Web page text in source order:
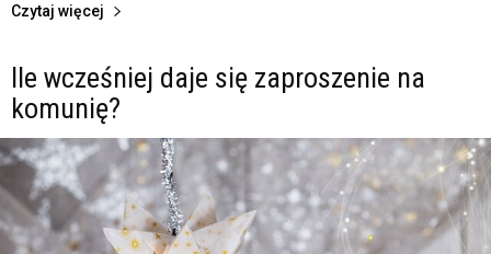
Czytaj więcej
Ile wcześniej daje się zaproszenie na
komunię?